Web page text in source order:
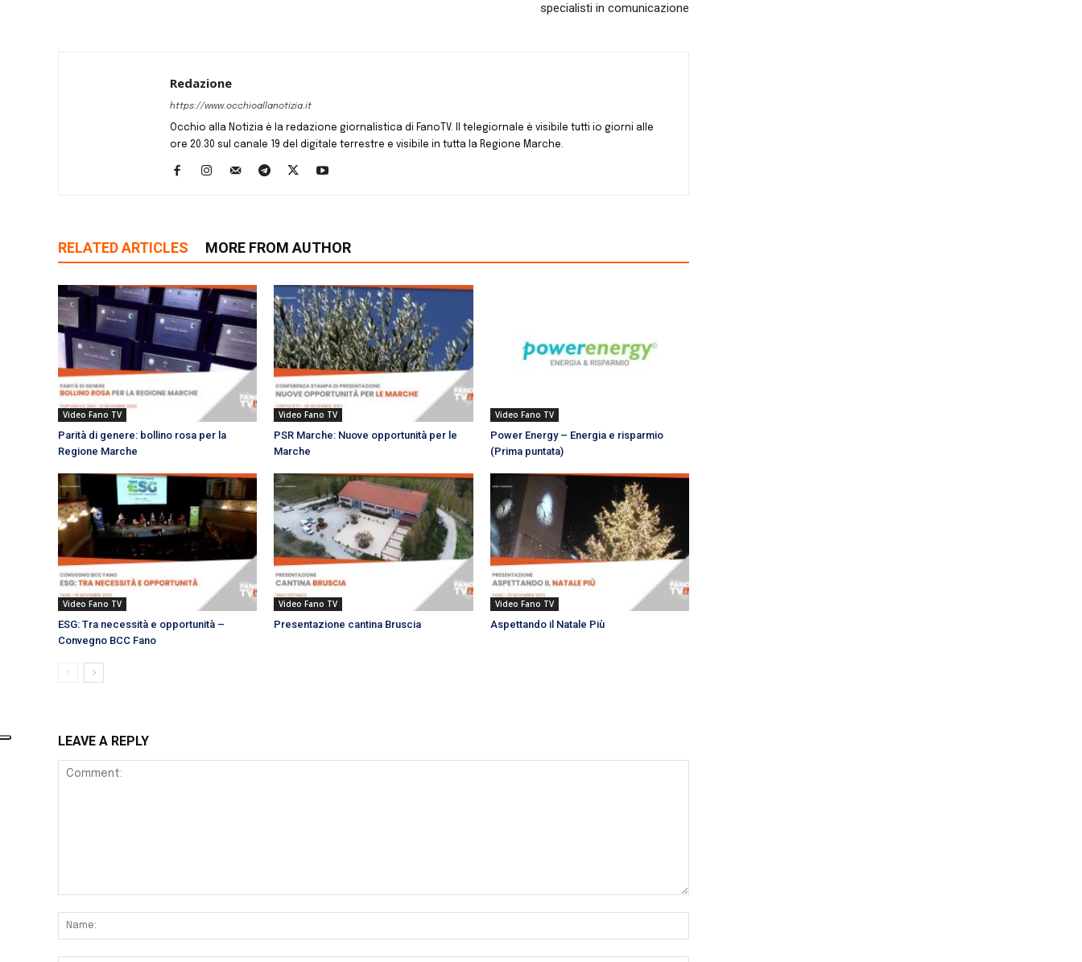
specialisti in comunicazione
Redazione
https://www.occhioallanotizia.it
Occhio alla Notizia è la redazione giornalistica di FanoTV. Il telegiornale è visibile tutti io giorni alle
ore 20.30 sul canale 19 del digitale terrestre e visibile in tutta la Regione Marche.
RELATED ARTICLES MORE FROM AUTHOR
Video Fano TV
Parità di genere: bollino rosa per la
Regione Marche
Video Fano TV
PSR Marche: Nuove opportunità per le
Marche
Video Fano TV
Power Energy – Energia e risparmio
(Prima puntata)
Video Fano TV
ESG: Tra necessità e opportunità –
Convegno BCC Fano
Video Fano TV
Presentazione cantina Bruscia
Video Fano TV
Aspettando il Natale Più
LEAVE A REPLY